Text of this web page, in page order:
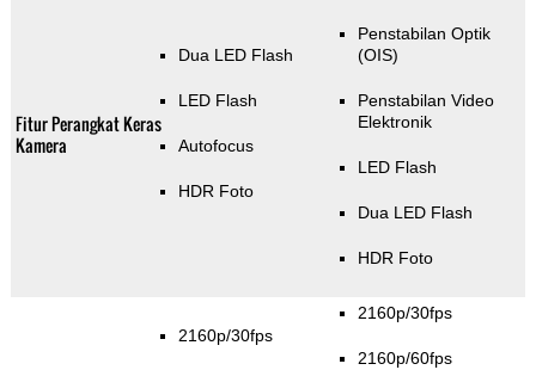
Fitur Perangkat Keras
Kamera
Dua LED Flash
LED Flash
Autofocus
HDR Foto
Penstabilan Optik
(OIS)
Penstabilan Video
Elektronik
LED Flash
Dua LED Flash
HDR Foto
2160p/30fps
2160p/30fps
2160p/60fps